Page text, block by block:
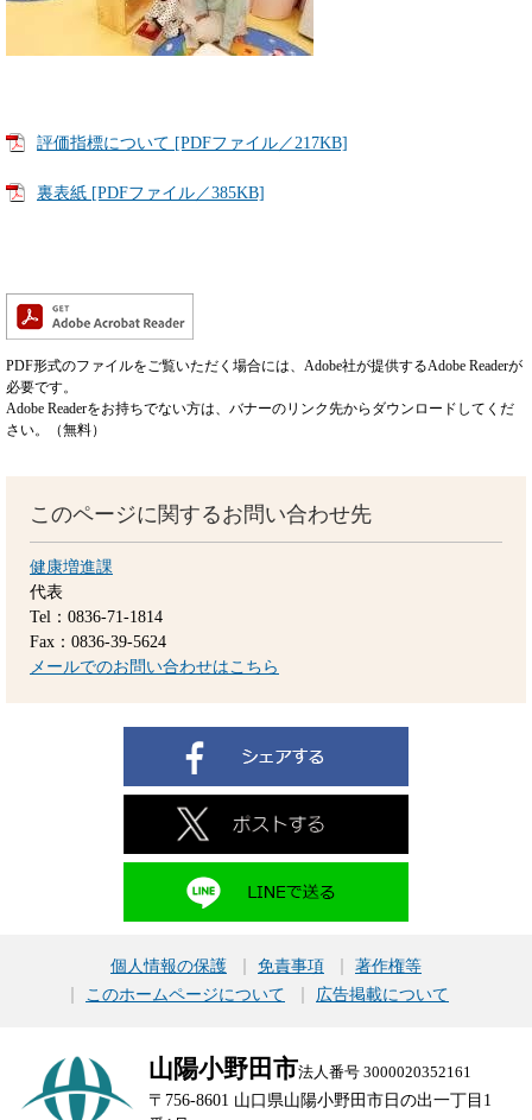
評価指標について [PDFファイル／217KB]
裏表紙 [PDFファイル／385KB]
PDF形式のファイルをご覧いただく場合には、Adobe社が提供するAdobe Readerが
必要です。
Adobe Readerをお持ちでない方は、バナーのリンク先からダウンロードしてくだ
さい。（無料）
このページに関するお問い合わせ先
健康増進課
代表
Tel：0836-71-1814
Fax：0836-39-5624
メールでのお問い合わせはこちら
個人情報の保護 免責事項
著作権等
このホームページについて
広告掲載について
山陽小野田市法人番号 3000020352161
〒756-8601 山口県山陽小野田市日の出一丁目1